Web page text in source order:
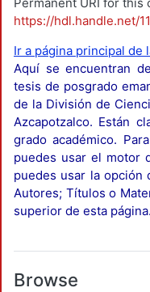
Permanent URI for this
https://hdl.handle.net/
Ir a página principal de
Aquí se encuentran
tesis de posgrado
de la División de
Azcapotzalco. Están
grado académico.
puedes usar el motor
puedes usar la opción
Autores; Títulos o
superior de esta página.
Browse